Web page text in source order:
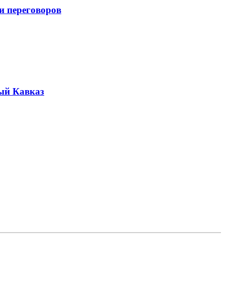
переговоров
Кавказ